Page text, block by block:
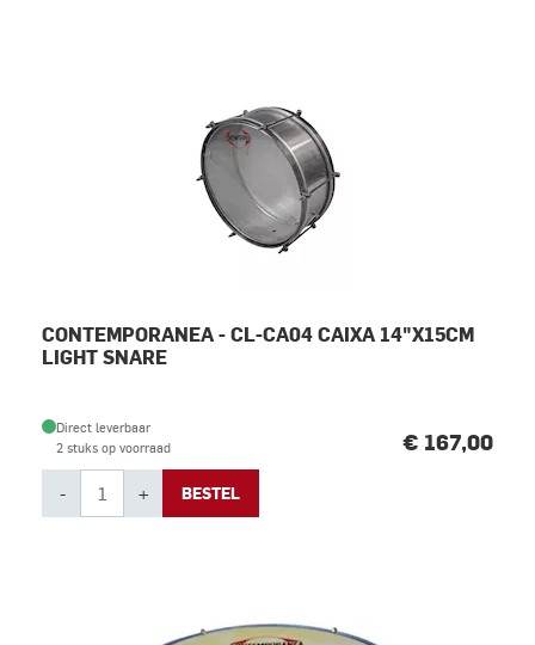
CONTEMPORANEA - CL-CA04 CAIXA 14"X15CM
LIGHT SNARE
Direct leverbaar
2 stuks op voorraad
€ 167,00
- + BESTEL